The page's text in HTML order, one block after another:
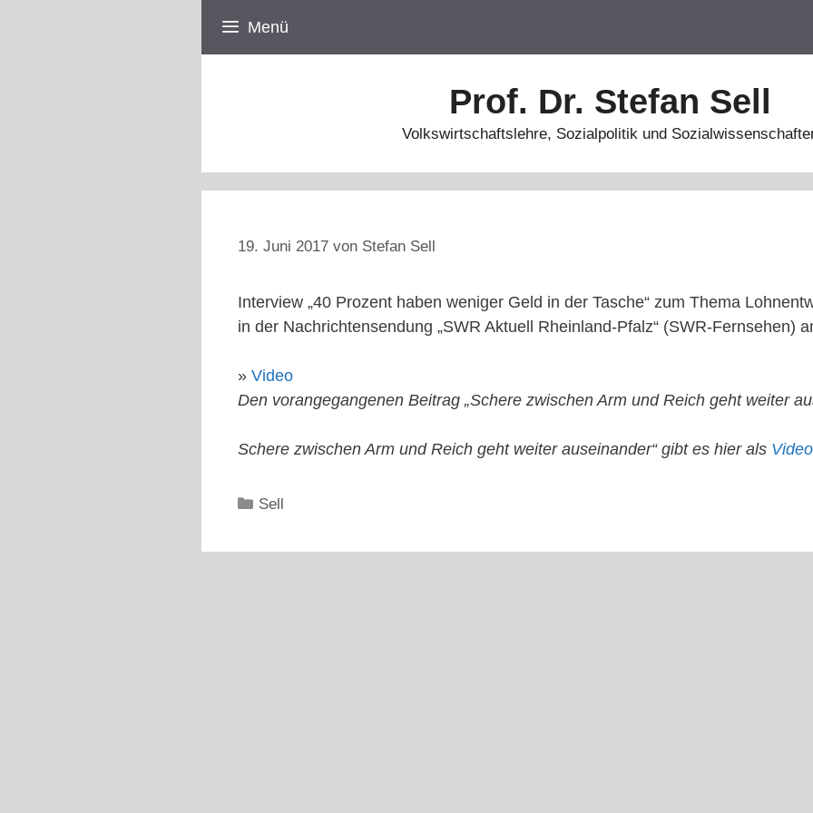
Menü
Prof. Dr. Stefan Sell
Volkswirtschaftslehre, Sozialpolitik und
19. Juni 2017 von Stefan Sell
Interview „40 Prozent haben weniger Geld in der Tasche“ zum Thema
in der Nachrichtensendung „SWR Aktuell Rheinland-Pfalz“ (SWR-Fernsehen)
» Video
Den vorangegangenen Beitrag „Schere zwischen Arm und Reich geht weiter
Schere zwischen Arm und Reich geht weiter auseinander“ gibt es hier als Video
Kategorien
Sell